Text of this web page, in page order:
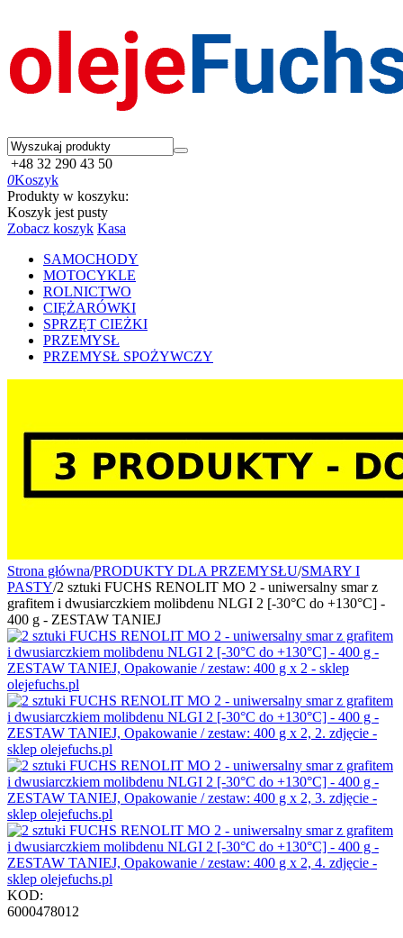
+48 32 290 43 50
0Koszyk
Produkty w koszyku:
Koszyk jest pusty
Zobacz koszyk Kasa
SAMOCHODY
MOTOCYKLE
ROLNICTWO
CIĘŻARÓWKI
SPRZĘT CIEŻKI
PRZEMYSŁ
PRZEMYSŁ SPOŻYWCZY
Strona główna/PRODUKTY DLA PRZEMYSŁU/SMARY I
PASTY/2 sztuki FUCHS RENOLIT MO 2 - uniwersalny smar z
grafitem i dwusiarczkiem molibdenu NLGI 2 [-30°C do +130°C] -
400 g - ZESTAW TANIEJ
KOD:
6000478012